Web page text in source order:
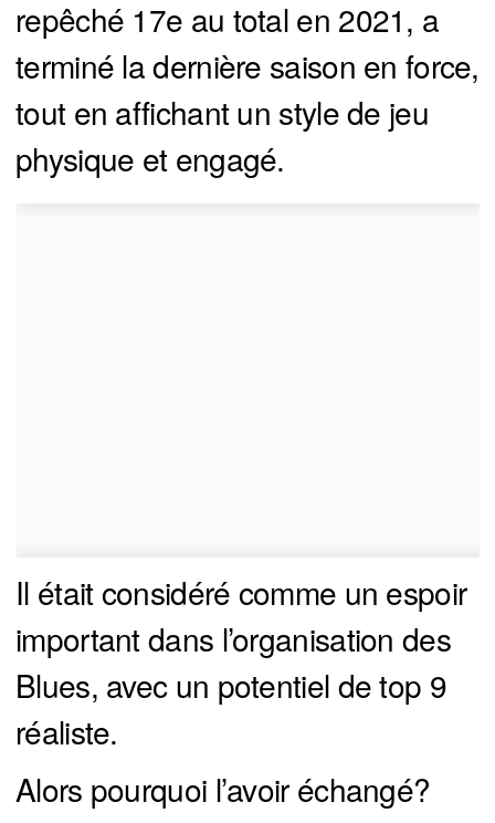
repêché 17e au total en 2021, a
terminé la dernière saison en force,
tout en affichant un style de jeu
physique et engagé.
Il était considéré comme un espoir
important dans l’organisation des
Blues, avec un potentiel de top 9
réaliste.
Alors pourquoi l’avoir échangé?